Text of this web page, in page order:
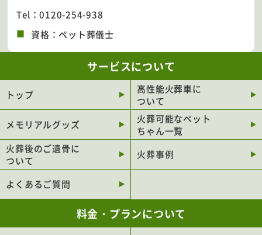
大阪市鶴見区
大阪市天王寺区
大阪市浪速区
大阪市福島区
大阪市港区
大阪市此花区
大阪市大正区
堺市北区
堺市西区
堺市南区
堺市中区
堺市美原区
東大阪市
豊中市
吹田市
Tel：0120-254-938
資格：ペット葬儀士
サービスについて
トップ
高性能火葬車に
ついて
メモリアルグッズ
火葬可能なペット
ちゃん一覧
火葬後のご遺骨に
ついて
火葬事例
よくあるご質問
料金・プランについて